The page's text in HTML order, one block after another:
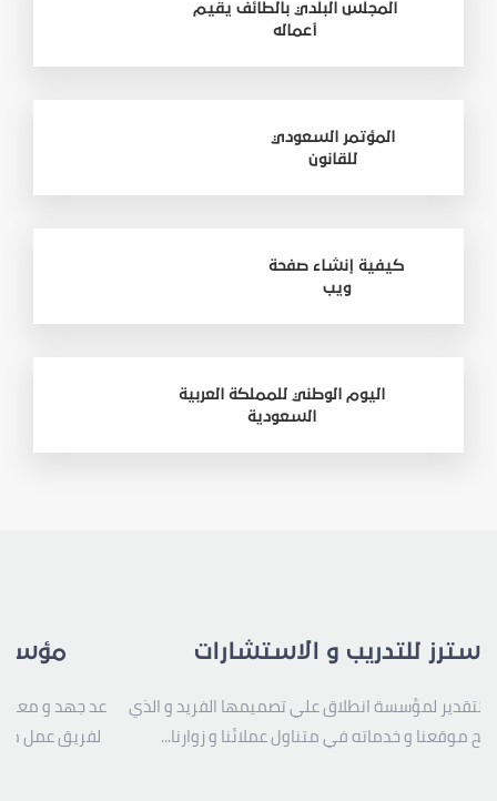
المجلس البلدي بالطائف يقيم
أعماله
المؤتمر السعودي
للقانون
كيفية إنشاء صفحة
ويب
اليوم الوطني للمملكة العربية
السعودية
للتدريب و الاستشارات
التقدير لمؤسسة انطلاق علي تصميمها الفريد و الذي
موقعنا و خدماته في متناول عملائنا و زوارنا...
عد جهد و
لفريق عمل